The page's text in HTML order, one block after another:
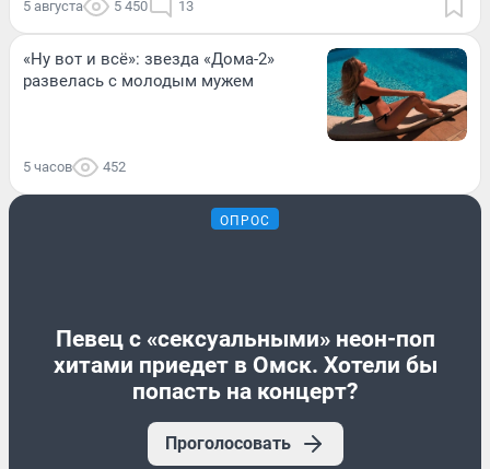
5 августа 5 450 13
«Ну вот и всё»: звезда «Дома-2»
развелась с молодым мужем
5 часов 452
ОПРОС
Певец с «сексуальными» неон-поп
хитами приедет в Омск. Хотели бы
попасть на концерт?
Проголосовать